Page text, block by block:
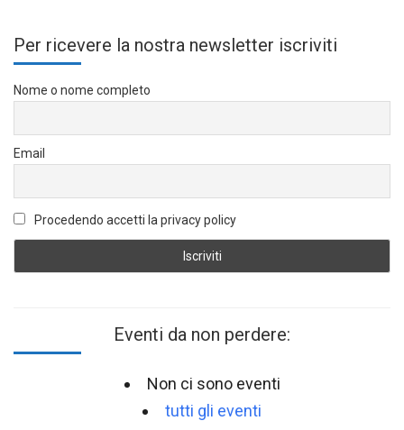
Per ricevere la nostra newsletter iscriviti
Nome o nome completo
Email
Procedendo accetti la privacy policy
Eventi da non perdere:
Non ci sono eventi
tutti gli eventi